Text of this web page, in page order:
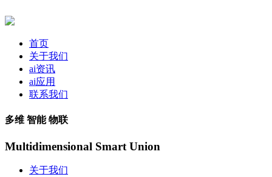
首页
关于我们
ai资讯
ai应用
联系我们
多维 智能 物联
Multidimensional Smart Union
关于我们